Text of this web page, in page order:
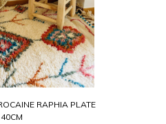
RAPHIA PLATE
40CM